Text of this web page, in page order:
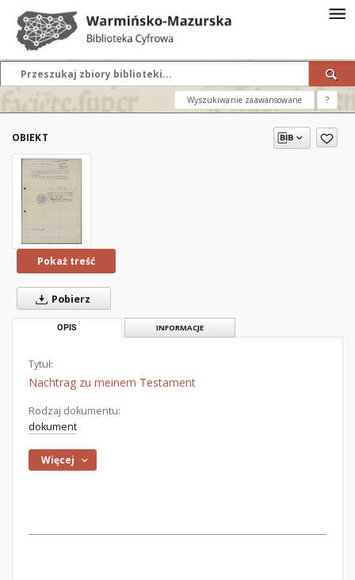
Wyszukiwanie zaawansowane ?
OBIEKT
Pokaż treść
Pobierz
OPIS INFORMACJE
Tytuł:
Nachtrag zu meinem Testament
Rodzaj dokumentu:
dokument
Więcej